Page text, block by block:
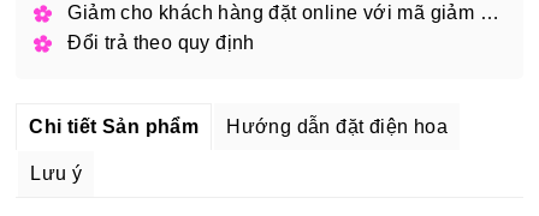
Giảm cho khách hàng đặt online với mã giảm giá
Đổi trả theo quy định
Chi tiết Sản phẩm Hướng dẫn đặt điện hoa
Lưu ý